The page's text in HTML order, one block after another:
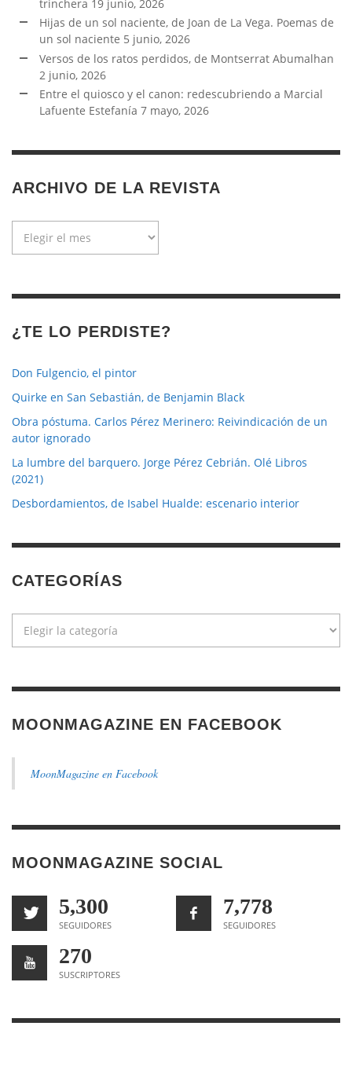
trinchera 19 junio, 2026
Hijas de un sol naciente, de Joan de La Vega. Poemas de
un sol naciente 5 junio, 2026
Versos de los ratos perdidos, de Montserrat Abumalhan
2 junio, 2026
Entre el quiosco y el canon: redescubriendo a Marcial
Lafuente Estefanía 7 mayo, 2026
ARCHIVO DE LA REVISTA
¿TE LO PERDISTE?
Don Fulgencio, el pintor
Quirke en San Sebastián, de Benjamin Black
Obra póstuma. Carlos Pérez Merinero: Reivindicación de un
autor ignorado
La lumbre del barquero. Jorge Pérez Cebrián. Olé Libros
(2021)
Desbordamientos, de Isabel Hualde: escenario interior
CATEGORÍAS
MOONMAGAZINE EN FACEBOOK
MoonMagazine en Facebook
MOONMAGAZINE SOCIAL
5,300
SEGUIDORES
7,778
SEGUIDORES
270
SUSCRIPTORES